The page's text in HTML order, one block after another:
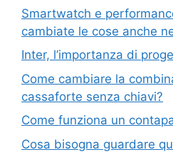
Smartwatch e
cambiate le cose anche
Inter, l’importanza di
Come cambiare la
cassaforte senza chiavi?
Come funziona un
Cosa bisogna guardare